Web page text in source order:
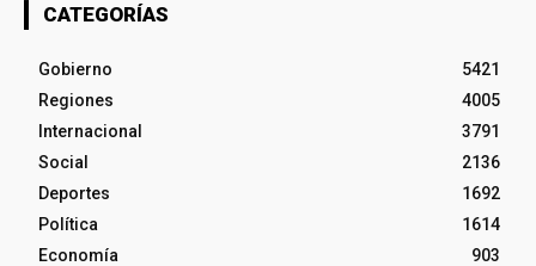
CATEGORÍAS
Gobierno
5421
Regiones
4005
Internacional
3791
Social
2136
Deportes
1692
Política
1614
Economía
903